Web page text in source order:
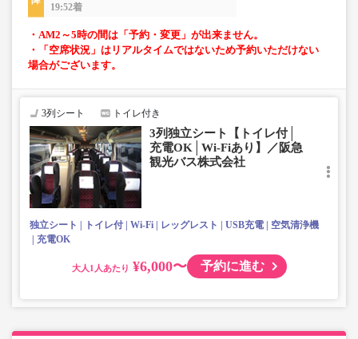
19:52着
・AM2～5時の間は「予約・変更」が出来ません。
・「空席状況」はリアルタイムではないため予約いただけない
場合がございます。
3列シート トイレ付き
3列独立シート【トイレ付│
充電OK│Wi-Fiあり】／阪急
観光バス株式会社
独立シート トイレ付 Wi-Fi レッグレスト USB充電
空気清浄機
充電OK
大人 ¥6,000〜 予約に進む